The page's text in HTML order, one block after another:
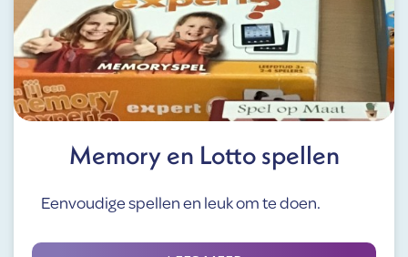
Memory en Lotto spellen
Eenvoudige spellen en leuk om te doen.